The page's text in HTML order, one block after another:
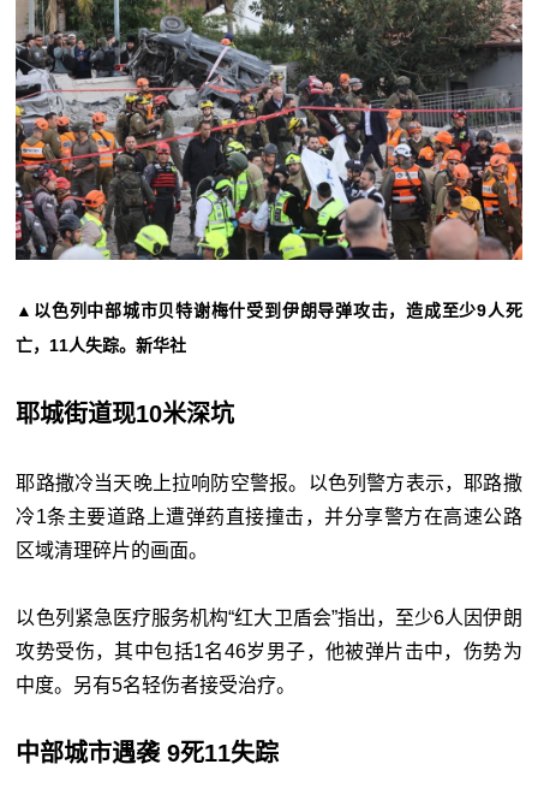
▲以色列中部城市贝特谢梅什受到伊朗导弹攻击，造成至少9人死
亡，11人失踪。新华社
耶城街道现10米深坑
耶路撒冷当天晚上拉响防空警报。以色列警方表示，耶路撒
冷1条主要道路上遭弹药直接撞击，并分享警方在高速公路
区域清理碎片的画面。
以色列紧急医疗服务机构“红大卫盾会”指出，至少6人因伊朗
攻势受伤，其中包括1名46岁男子，他被弹片击中，伤势为
中度。另有5名轻伤者接受治疗。
中部城市遇袭 9死11失踪